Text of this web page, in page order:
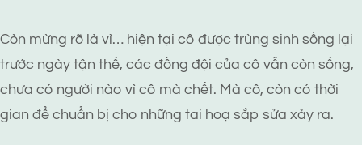
Còn mừng rỡ là vì… hiện tại cô được trùng sinh sống lại
trước ngày tận thế, các đồng đội của cô vẫn còn sống,
chưa có người nào vì cô mà chết. Mà cô, còn có thời
gian để chuẩn bị cho những tai hoạ sắp sửa xảy ra.